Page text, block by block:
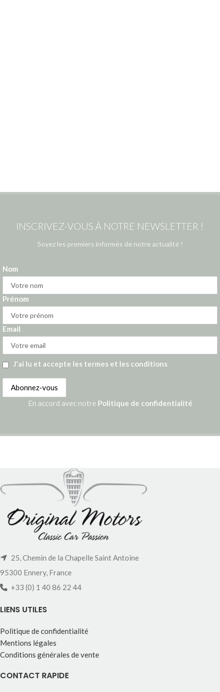
INSCRIVEZ-VOUS À NOTRE NEWSLETTER !
Soyez les premiers informés de notre actualité !
Nom
Prénom
Email
J'ai lu et accepte les termes et les conditions
En accord avec notre Politique de confidentialité
25, Chemin de la Chapelle Saint Antoine
95300 Ennery, France
+33 (0) 1 40 86 22 44
LIENS UTILES
Politique de confidentialité
Mentions légales
Conditions générales de vente
CONTACT RAPIDE